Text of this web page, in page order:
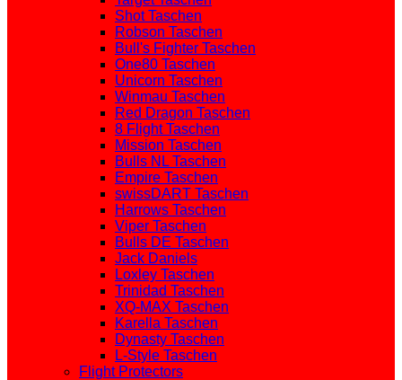
Shot Taschen
Robson Taschen
Bull's Fighter Taschen
One80 Taschen
Unicorn Taschen
Winmau Taschen
Red Dragon Taschen
8 Flight Taschen
Mission Taschen
Bulls NL Taschen
Empire Taschen
swissDART Taschen
Harrows Taschen
Viper Taschen
Bulls DE Taschen
Jack Daniels
Loxley Taschen
Trinidad Taschen
XQ-MAX Taschen
Karella Taschen
Dynasty Taschen
L-Style Taschen
Flight Protectors